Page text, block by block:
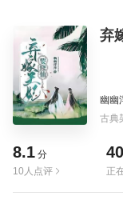
弃
幽幽
古典
8.1 分
10人点评
正